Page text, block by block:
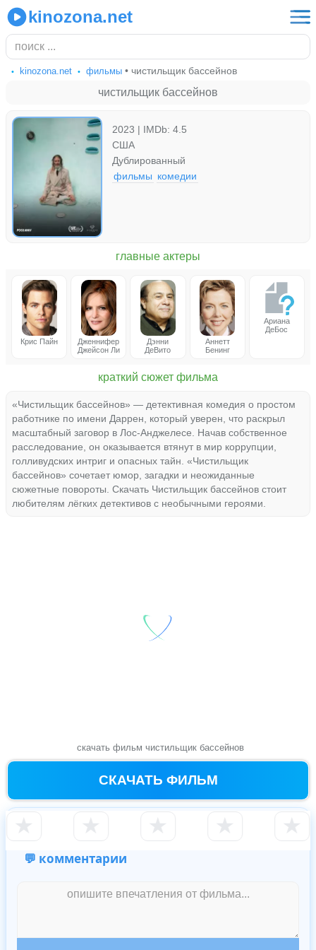
kinozona.net
kinozona.net фильмы • чистильщик бассейнов
чистильщик бассейнов
2023 | IMDb: 4.5
США
Дублированный
фильмы комедии
главные актеры
Крис Пайн
Дженнифер
Джейсон Ли
Дэнни
ДеВито
Аннетт
Бенинг
Ариана
ДеБос
краткий сюжет фильма
«Чистильщик бассейнов» — детективная комедия о простом
работнике по имени Даррен, который уверен, что раскрыл
масштабный заговор в Лос-Анджелесе. Начав собственное
расследование, он оказывается втянут в мир коррупции,
голливудских интриг и опасных тайн. «Чистильщик
бассейнов» сочетает юмор, загадки и неожиданные
сюжетные повороты. Скачать Чистильщик бассейнов стоит
любителям лёгких детективов с необычными героями.
скачать фильм чистильщик бассейнов
СКАЧАТЬ ФИЛЬМ
★ ★ ★ ★ ★
💬 комментарии